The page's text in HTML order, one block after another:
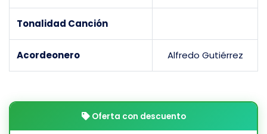
Tonalidad Canción
Acordeonero Alfredo Gutiérrez
Oferta con descuento